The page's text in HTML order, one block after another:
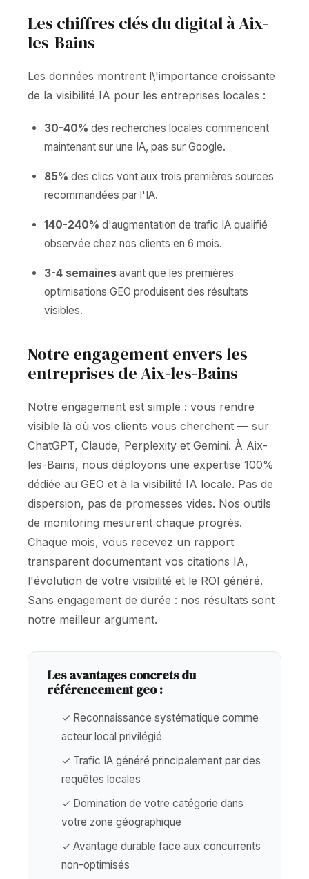
Les chiffres clés du digital à Aix-
les-Bains
Les données montrent l\'importance croissante
de la visibilité IA pour les entreprises locales :
30-40% des recherches locales commencent
maintenant sur une IA, pas sur Google.
85% des clics vont aux trois premières sources
recommandées par l'IA.
140-240% d'augmentation de trafic IA qualifié
observée chez nos clients en 6 mois.
3-4 semaines avant que les premières
optimisations GEO produisent des résultats
visibles.
Notre engagement envers les
entreprises de Aix-les-Bains
Notre engagement est simple : vous rendre
visible là où vos clients vous cherchent — sur
ChatGPT, Claude, Perplexity et Gemini. À Aix-
les-Bains, nous déployons une expertise 100%
dédiée au GEO et à la visibilité IA locale. Pas de
dispersion, pas de promesses vides. Nos outils
de monitoring mesurent chaque progrès.
Chaque mois, vous recevez un rapport
transparent documentant vos citations IA,
l'évolution de votre visibilité et le ROI généré.
Sans engagement de durée : nos résultats sont
notre meilleur argument.
Les avantages concrets du
référencement geo :
✓ Reconnaissance systématique comme
acteur local privilégié
✓ Trafic IA généré principalement par des
requêtes locales
✓ Domination de votre catégorie dans
votre zone géographique
✓ Avantage durable face aux concurrents
non-optimisés